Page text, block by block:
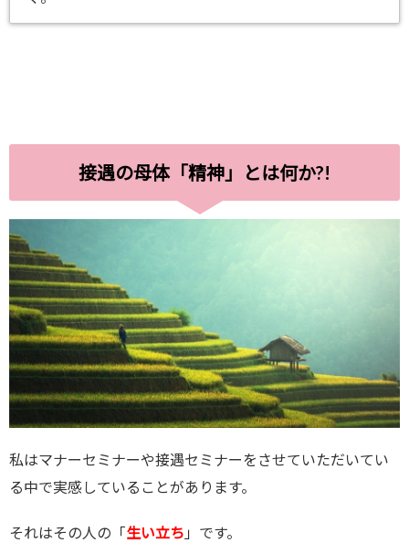
接遇の母体「精神」とは何か?!
私はマナーセミナーや接遇セミナーをさせていただいてい
る中で実感していることがあります。
それはその人の「生い立ち 」です。